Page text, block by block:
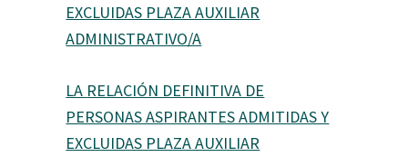
EXCLUIDAS PLAZA AUXILIAR
ADMINISTRATIVO/A
LA RELACIÓN DEFINITIVA DE
PERSONAS ASPIRANTES ADMITIDAS Y
EXCLUIDAS PLAZA AUXILIAR